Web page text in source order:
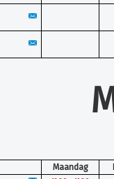
Maandag